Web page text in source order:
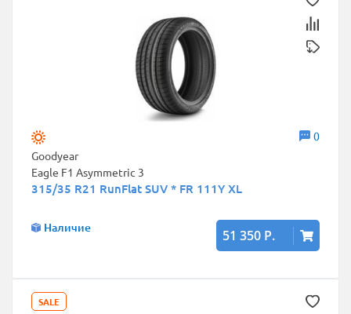
0
Goodyear
Eagle F1 Asymmetric 3
315/35 R21 RunFlat SUV * FR 111Y XL
Наличие 51 350 Р.
SALE